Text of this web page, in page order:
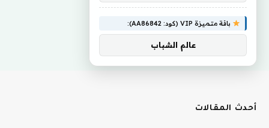
أحدث المقالات
باقة متميزة VIP (كود: AA86842):
عالم الشباب